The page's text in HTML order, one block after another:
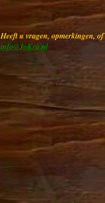
Heeft u vragen, opmerkingen,
info@JoKra.nl